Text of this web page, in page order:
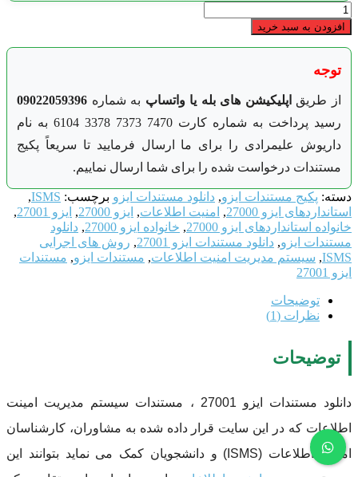
دانلود
مستندات
ایزو
27001
عدد
افزودن به سبد خرید
توجه
از طریق اپلیکیشن های بله یا واتساپ به شماره 09022059396
رسید پرداخت به شماره کارت 7470 7373 3378 6104 به نام
داریوش علیمرادی را برای ما ارسال فرمایید تا سریعاً پکیج
مستندات درخواست شده را برای شما ارسال نماییم.
دسته: پکیج مستندات ایزو, دانلود مستندات ایزو برچسب: ISMS
,
استانداردهای ایزو 27000
, امنیت اطلاعات, ایزو 27000 , ایزو 27001
,
خانواده استانداردهای ایزو 27000
, خانواده ایزو 27000 , دانلود
مستندات ایزو, دانلود مستندات ایزو 27001 , روش های اجرایی
ISMS
, سیستم مدیریت امنیت اطلاعات, مستندات ایزو, مستندات
ایزو 27001
توضیحات
نظرات (1)
توضیحات
دانلود مستندات ایزو 27001 ، مستندات سیستم مدیریت امینت
اطلاعات که در این سایت قرار داده شده به مشاوران، کارشناسان
امنیت اطلاعات
(ISMS) و دانشجویان کمک می نماید بتوانند این